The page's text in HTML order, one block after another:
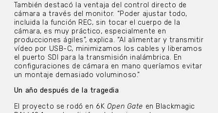
También destacó la ventaja del control directo de
cámara a través del monitor. “Poder ajustar todo,
incluida la función REC, sin tocar el cuerpo de la
cámara, es muy práctico, especialmente en
producciones ágiles”, explica. “Al alimentar y transmitir
vídeo por USB-C, minimizamos los cables y liberamos
el puerto SDI para la transmisión inalámbrica. En
configuraciones de cámara en mano queríamos evitar
un montaje demasiado voluminoso.”
Un año después de la tragedia
El proyecto se rodó en 6K Open Gate en Blackmagic